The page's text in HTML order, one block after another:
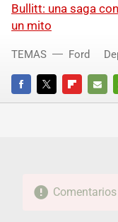
Bullitt: una saga
un mito
FACEBOOKTWITTERFLIPBOARD
E-
TEMAS Ford